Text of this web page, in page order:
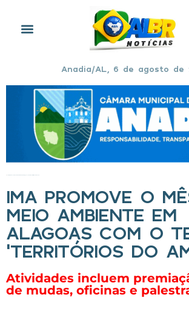
Anadia/AL, 6 de agosto de
IMA PROMOVE O
MEIO AMBIENTE EM
ALAGOAS COM O
‘TERRITÓRIOS DO
Atividades incluem
de mudas, oficinas e